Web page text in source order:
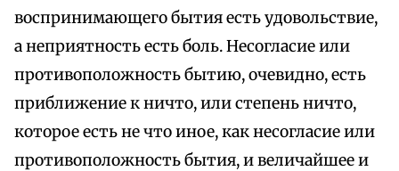
воспринимающего бытия есть удовольствие,
а неприятность есть боль. Несогласие или
противоположность бытию, очевидно, есть
приближение к ничто, или степень ничто,
которое есть не что иное, как несогласие или
противоположность бытия, и величайшее и